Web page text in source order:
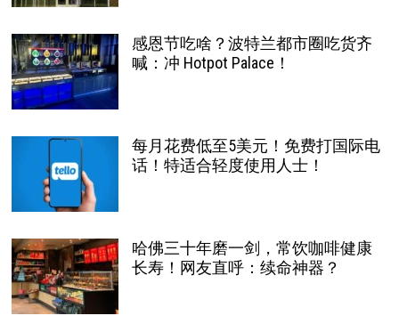
感恩节吃啥？波特兰都市圈吃货齐
喊：冲 Hotpot Palace！
每月花费低至5美元！免费打国际电
话！特适合轻度使用人士！
哈佛三十年磨一剑，常饮咖啡健康
长寿！网友直呼：续命神器？